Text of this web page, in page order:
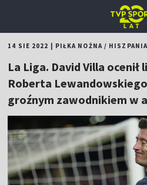
14 SIE 2022 PIŁKA NOŻNA/ HISZPANIA
La Liga. David Villa
Roberta
groźnym zawodnikiem w